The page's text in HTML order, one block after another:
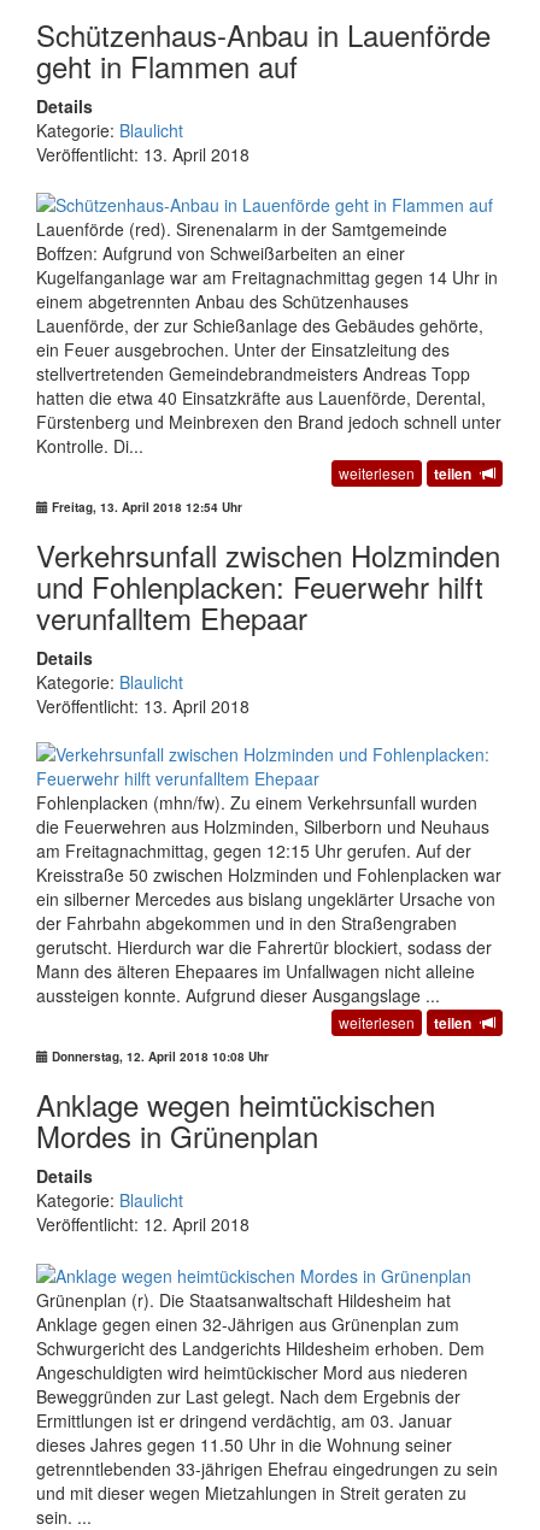
Schützenhaus-Anbau in Lauenförde
geht in Flammen auf
Details
Kategorie: Blaulicht
Veröffentlicht: 13. April 2018
Lauenförde (red). Sirenenalarm in der Samtgemeinde
Boffzen: Aufgrund von Schweißarbeiten an einer
Kugelfanganlage war am Freitagnachmittag gegen 14 Uhr in
einem abgetrennten Anbau des Schützenhauses
Lauenförde, der zur Schießanlage des Gebäudes gehörte,
ein Feuer ausgebrochen. Unter der Einsatzleitung des
stellvertretenden Gemeindebrandmeisters Andreas Topp
hatten die etwa 40 Einsatzkräfte aus Lauenförde, Derental,
Fürstenberg und Meinbrexen den Brand jedoch schnell unter
Kontrolle. Di...
weiterlesen teilen
Freitag, 13. April 2018 12:54 Uhr
Verkehrsunfall zwischen Holzminden
und Fohlenplacken: Feuerwehr hilft
verunfalltem Ehepaar
Details
Kategorie: Blaulicht
Veröffentlicht: 13. April 2018
Fohlenplacken (mhn/fw). Zu einem Verkehrsunfall wurden
die Feuerwehren aus Holzminden, Silberborn und Neuhaus
am Freitagnachmittag, gegen 12:15 Uhr gerufen. Auf der
Kreisstraße 50 zwischen Holzminden und Fohlenplacken war
ein silberner Mercedes aus bislang ungeklärter Ursache von
der Fahrbahn abgekommen und in den Straßengraben
gerutscht. Hierdurch war die Fahrertür blockiert, sodass der
Mann des älteren Ehepaares im Unfallwagen nicht alleine
aussteigen konnte. Aufgrund dieser Ausgangslage ...
weiterlesen teilen
Donnerstag, 12. April 2018 10:08 Uhr
Anklage wegen heimtückischen
Mordes in Grünenplan
Details
Kategorie: Blaulicht
Veröffentlicht: 12. April 2018
Grünenplan (r). Die Staatsanwaltschaft Hildesheim hat
Anklage gegen einen 32-Jährigen aus Grünenplan zum
Schwurgericht des Landgerichts Hildesheim erhoben. Dem
Angeschuldigten wird heimtückischer Mord aus niederen
Beweggründen zur Last gelegt. Nach dem Ergebnis der
Ermittlungen ist er dringend verdächtig, am 03. Januar
dieses Jahres gegen 11.50 Uhr in die Wohnung seiner
getrenntlebenden 33-jährigen Ehefrau eingedrungen zu sein
und mit dieser wegen Mietzahlungen in Streit geraten zu
sein. ...